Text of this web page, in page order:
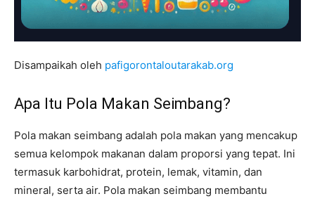
Disampaikah oleh pafigorontaloutarakab.org
Apa Itu Pola Makan Seimbang?
Pola makan seimbang adalah pola makan yang mencakup
semua kelompok makanan dalam proporsi yang tepat. Ini
termasuk karbohidrat, protein, lemak, vitamin, dan
mineral, serta air. Pola makan seimbang membantu